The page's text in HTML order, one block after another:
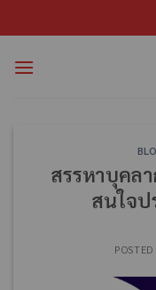
สรรหาบุคล
สนใจ
POSTED